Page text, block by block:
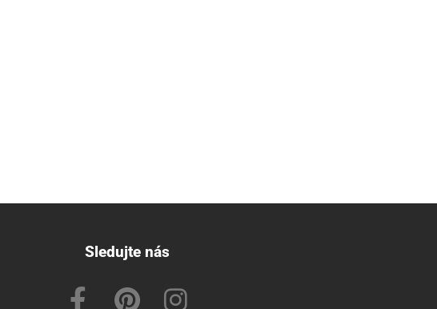
Sledujte nás